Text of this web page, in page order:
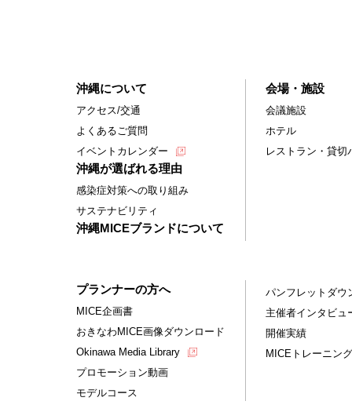
沖縄について
アクセス/交通
よくあるご質問
イベントカレンダー
沖縄が選ばれる理由
感染症対策への取り組み
サステナビリティ
沖縄MICEブランドについて
会場・施設
会議施設
ホテル
レストラン・貸切
プランナーの方へ
MICE企画書
おきなわMICE画像ダウンロード
Okinawa Media Library
プロモーション動画
モデルコース
パンフレットダウ
主催者インタビュ
開催実績
MICEトレーニン